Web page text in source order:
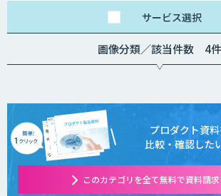
サービス選択
画像分類／該当件数 4件
プロダクト資
比較・確認した
このカテゴリを全て無料で資料請求